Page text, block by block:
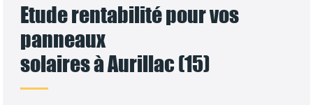
Etude rentabilité pour vos
panneaux
solaires à Aurillac (15)